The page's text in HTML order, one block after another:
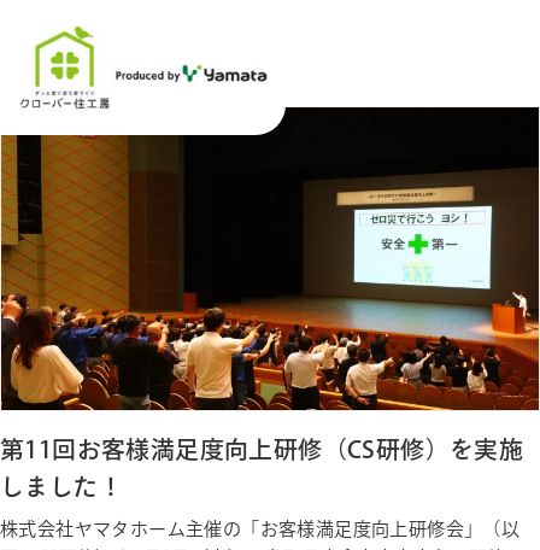
米子店
第11回お客様満足度向上研修（CS研修）を実施
しました！
株式会社ヤマタホーム主催の「お客様満足度向上研修会」（以